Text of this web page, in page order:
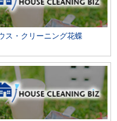
ス・クリーニング花蝶